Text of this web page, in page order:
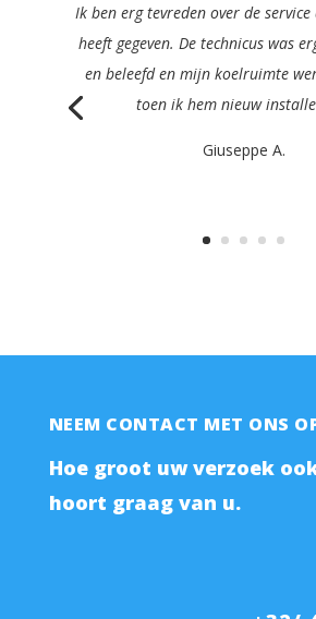
Ik zou Refrigo met plezier
manager in de cateringsector.
duidelijk, efficiënt en erg
repareerden mijn machine nog
Philippe K.
NEEM CONTACT MET ONS
Hoe groot uw verzoek
hoort graag van u.